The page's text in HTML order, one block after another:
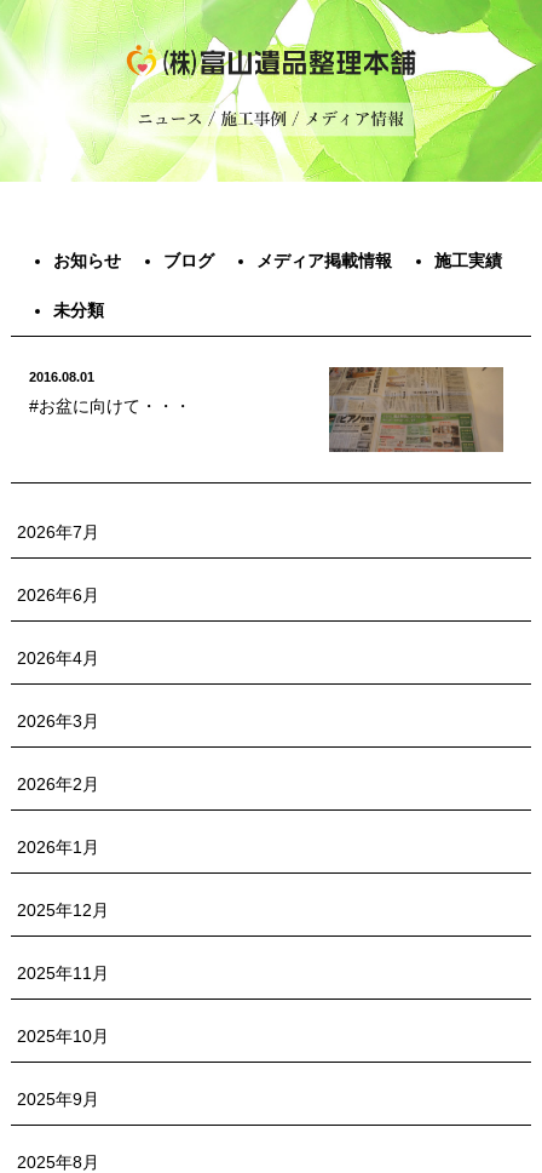
お知らせ ブログ メディア掲載情報 施工実績
未分類
2016.08.01
#お盆に向けて・・・
2026年7月
2026年6月
2026年4月
2026年3月
2026年2月
2026年1月
2025年12月
2025年11月
2025年10月
2025年9月
2025年8月